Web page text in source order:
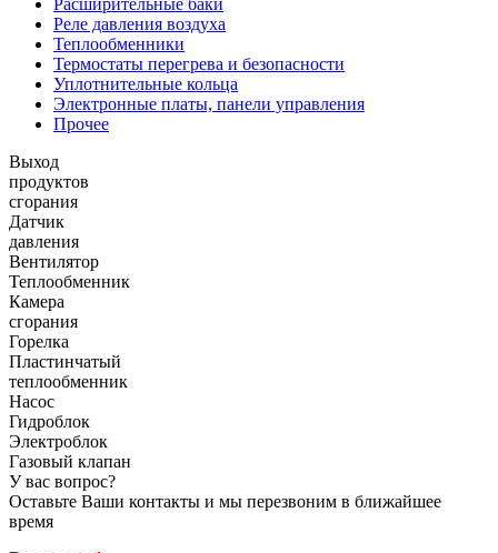
Реле давления воздуха
Теплообменники
Термостаты перегрева и безопасности
Уплотнительные кольца
Электронные платы, панели управления
Прочее
Выход
продуктов
сгорания
Датчик
давления
Вентилятор
Теплообменник
Камера
сгорания
Горелка
Пластинчатый
теплообменник
Насос
Гидроблок
Электроблок
Газовый клапан
У вас вопрос?
Оставьте Ваши контакты и мы перезвоним в ближайшее
время